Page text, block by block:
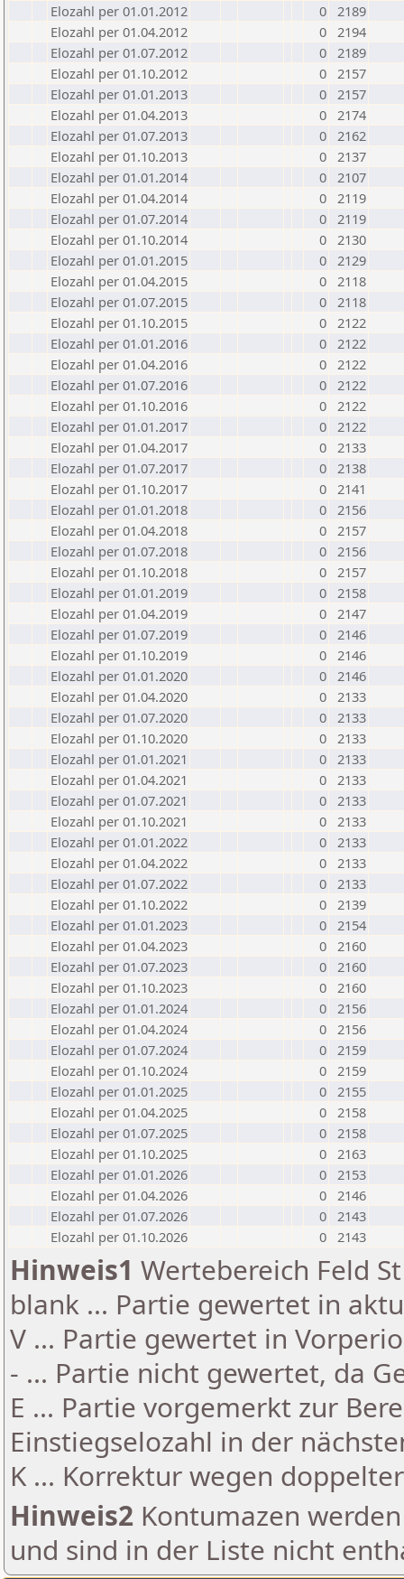
Elozahl per 01.01.2012
0 2189
Elozahl per 01.04.2012
0 2194
Elozahl per 01.07.2012
0 2189
Elozahl per 01.10.2012
0 2157
Elozahl per 01.01.2013
0 2157
Elozahl per 01.04.2013
0 2174
Elozahl per 01.07.2013
0 2162
Elozahl per 01.10.2013
0 2137
Elozahl per 01.01.2014
0 2107
Elozahl per 01.04.2014
0 2119
Elozahl per 01.07.2014
0 2119
Elozahl per 01.10.2014
0 2130
Elozahl per 01.01.2015
0 2129
Elozahl per 01.04.2015
0 2118
Elozahl per 01.07.2015
0 2118
Elozahl per 01.10.2015
0 2122
Elozahl per 01.01.2016
0 2122
Elozahl per 01.04.2016
0 2122
Elozahl per 01.07.2016
0 2122
Elozahl per 01.10.2016
0 2122
Elozahl per 01.01.2017
0 2122
Elozahl per 01.04.2017
0 2133
Elozahl per 01.07.2017
0 2138
Elozahl per 01.10.2017
0 2141
Elozahl per 01.01.2018
0 2156
Elozahl per 01.04.2018
0 2157
Elozahl per 01.07.2018
0 2156
Elozahl per 01.10.2018
0 2157
Elozahl per 01.01.2019
0 2158
Elozahl per 01.04.2019
0 2147
Elozahl per 01.07.2019
0 2146
Elozahl per 01.10.2019
0 2146
Elozahl per 01.01.2020
0 2146
Elozahl per 01.04.2020
0 2133
Elozahl per 01.07.2020
0 2133
Elozahl per 01.10.2020
0 2133
Elozahl per 01.01.2021
0 2133
Elozahl per 01.04.2021
0 2133
Elozahl per 01.07.2021
0 2133
Elozahl per 01.10.2021
0 2133
Elozahl per 01.01.2022
0 2133
Elozahl per 01.04.2022
0 2133
Elozahl per 01.07.2022
0 2133
Elozahl per 01.10.2022
0 2139
Elozahl per 01.01.2023
0 2154
Elozahl per 01.04.2023
0 2160
Elozahl per 01.07.2023
0 2160
Elozahl per 01.10.2023
0 2160
Elozahl per 01.01.2024
0 2156
Elozahl per 01.04.2024
0 2156
Elozahl per 01.07.2024
0 2159
Elozahl per 01.10.2024
0 2159
Elozahl per 01.01.2025
0 2155
Elozahl per 01.04.2025
0 2158
Elozahl per 01.07.2025
0 2158
Elozahl per 01.10.2025
0 2163
Elozahl per 01.01.2026
0 2153
Elozahl per 01.04.2026
0 2146
Elozahl per 01.07.2026
0 2143
Elozahl per 01.10.2026
0 2143
Hinweis1 Wertebereich Feld
blank ... Partie gewertet in
V ... Partie gewertet in
- ... Partie nicht gewertet, da
E ... Partie vorgemerkt zur
Einstiegselozahl in der
K ... Korrektur wegen
Hinweis2 Kontumazen
und sind in der Liste nicht